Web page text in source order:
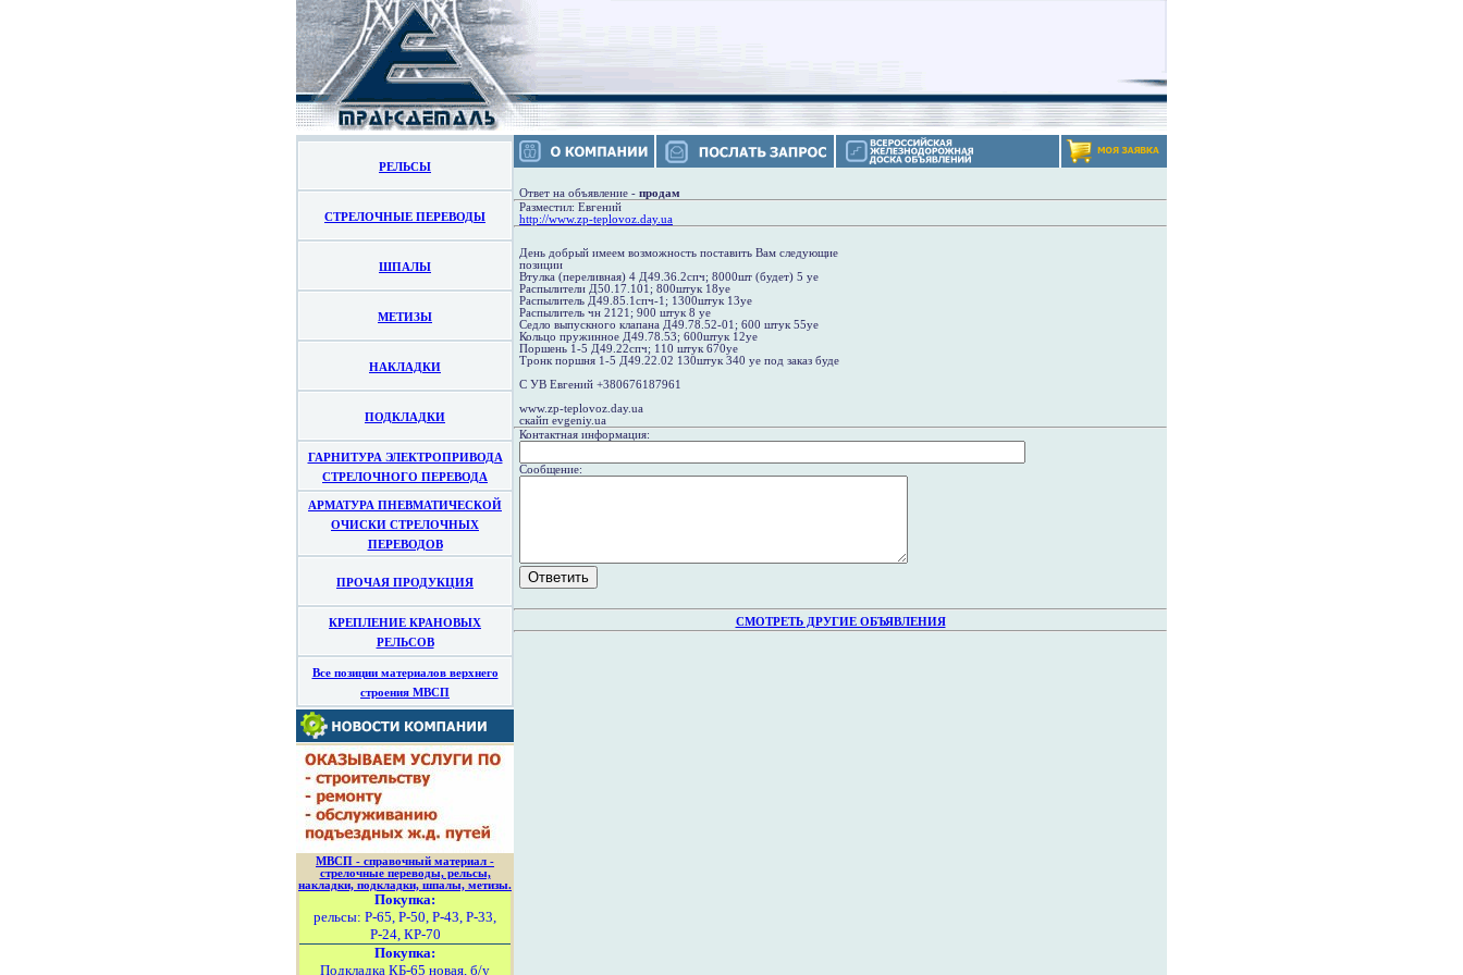
РЕЛЬСЫ
СТРЕЛОЧНЫЕ ПЕРЕВОДЫ
ШПАЛЫ
МЕТИЗЫ
НАКЛАДКИ
ПОДКЛАДКИ
ГАРНИТУРА ЭЛЕКТРОПРИВОДА
СТРЕЛОЧНОГО ПЕРЕВОДА
АРМАТУРА ПНЕВМАТИЧЕСКОЙ
ОЧИСКИ СТРЕЛОЧНЫХ
ПЕРЕВОДОВ
ПРОЧАЯ ПРОДУКЦИЯ
КРЕПЛЕНИЕ КРАНОВЫХ
РЕЛЬСОВ
Все позиции материалов верхнего
строения МВСП
МВСП - справочный материал -
стрелочные переводы, рельсы,
накладки, подкладки, шпалы, метизы.
Покупка:
рельсы: Р-65, Р-50, Р-43, Р-33,
Р-24, КР-70
Покупка:
Подкладка КБ-65 новая, б/у
Ответ на объявление - продам
Разместил: Евгений
http://www.zp-teplovoz.day.ua
День добрый имеем возможность поставить Вам следующие
позиции
Втулка (переливная) 4 Д49.36.2спч; 8000шт (будет) 5 уе
Распылители Д50.17.101; 800штук 18уе
Распылитель Д49.85.1спч-1; 1300штук 13уе
Распылитель чн 2121; 900 штук 8 уе
Седло выпускного клапана Д49.78.52-01; 600 штук 55уе
Кольцо пружинное Д49.78.53; 600штук 12уе
Поршень 1-5 Д49.22спч; 110 штук 670уе
Тронк поршня 1-5 Д49.22.02 130штук 340 уе под заказ буде
С УВ Евгений +380676187961
www.zp-teplovoz.day.ua
скайп evgeniy.ua
Контактная информация:
Сообщение:
СМОТРЕТЬ ДРУГИЕ ОБЪЯВЛЕНИЯ